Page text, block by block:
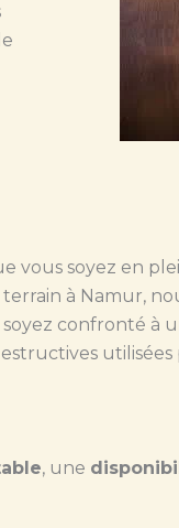
vous soyez en
à Namur,
confronté à
, une